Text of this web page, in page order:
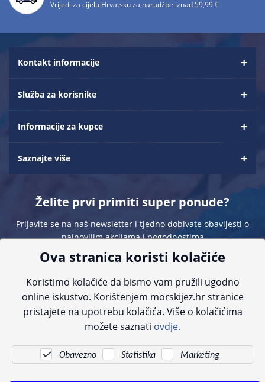
Vrijedi za cijelu Hrvatsku za narudžbe iznad 59,99 €
Kontakt informacije
Služba za korisnike
Informacije za kupce
Saznajte više
Želite prvi primiti super ponude?
Prijavite se na naš newsletter i tjedno dobivate obavijesti o
najnovijim akcijama i pogodnostima
Sve navedene cijene sadrže PDV. Pokušavamo osigurati što preciznije
informacije, ali zbog tehnoloških ograničenja ne možemo garantirati potpunu
kontaktirajte nas putem telefona:+385 23 231 761ili e-maila:info@morskijez.hr
Ova stranica koristi kolačiće
Koristimo kolačiće da bismo vam pružili ugodno
online iskustvo. Korištenjem morskijez.hr stranice
pristajete na upotrebu kolačića. Više o kolačićima
možete saznati ovdje.
Obavezno Statistika Marketing